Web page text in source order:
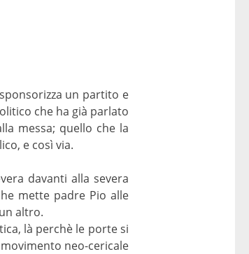
un partito e
che ha già parlato
messa; quello che la
e così via.
davanti alla severa
mette padre Pio alle
altro.
là perchè le porte si
neo-cericale